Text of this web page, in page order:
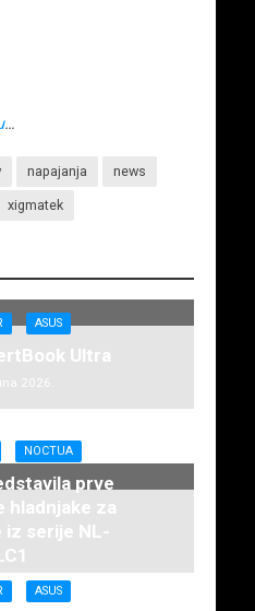
…
napajanja news
xigmatek
ASUS
Ultra
2026.
NOCTUA
prve
hladnjake za
serije NL-
2026.
ASUS